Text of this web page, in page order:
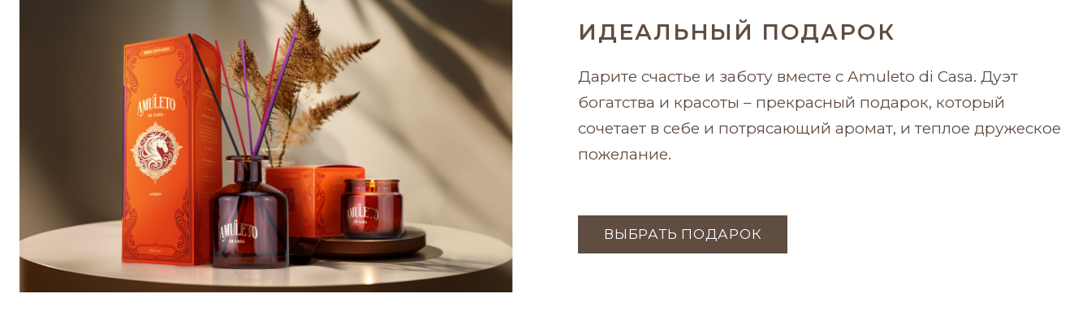
ИДЕАЛЬНЫЙ ПОДАРОК
Дарите счастье и заботу вместе с Amuleto di Casa. Дуэт
богатства и красоты – прекрасный подарок, который
сочетает в себе и потрясающий аромат, и теплое дружеское
пожелание.
ВЫБРАТЬ ПОДАРОК